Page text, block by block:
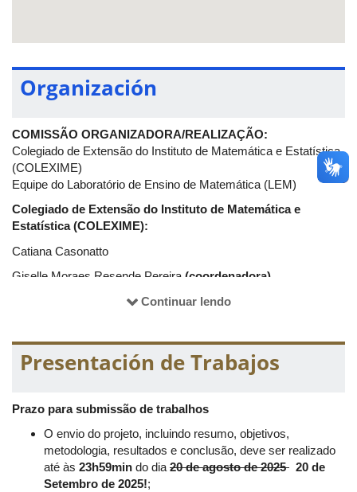
Organización
COMISSÃO ORGANIZADORA/REALIZAÇÃO:
Colegiado de Extensão do Instituto de Matemática e Estatística
(COLEXIME)
Equipe do Laboratório de Ensino de Matemática (LEM)
Colegiado de Extensão do Instituto de Matemática e
Estatística (COLEXIME):
Catiana Casonatto
Giselle Moraes Resende Pereira (coordenadora)
Higor Eduardo Soares da Silva
Rogério de Melo Costa Pinto
Equipe do Laboratório de Ensino de Matemática (LEM):
Erica Rocha Silva
Érika Maria Chioca Lopes
Gustavo Miranda Garcia
Continuar lendo
Presentación de Trabajos
Prazo para submissão de trabalhos
O envio do projeto, incluindo resumo, objetivos,
metodologia, resultados e conclusão, deve ser realizado
até às 23h59min do dia 20 de agosto de 2025 20 de
Setembro de 2025!;